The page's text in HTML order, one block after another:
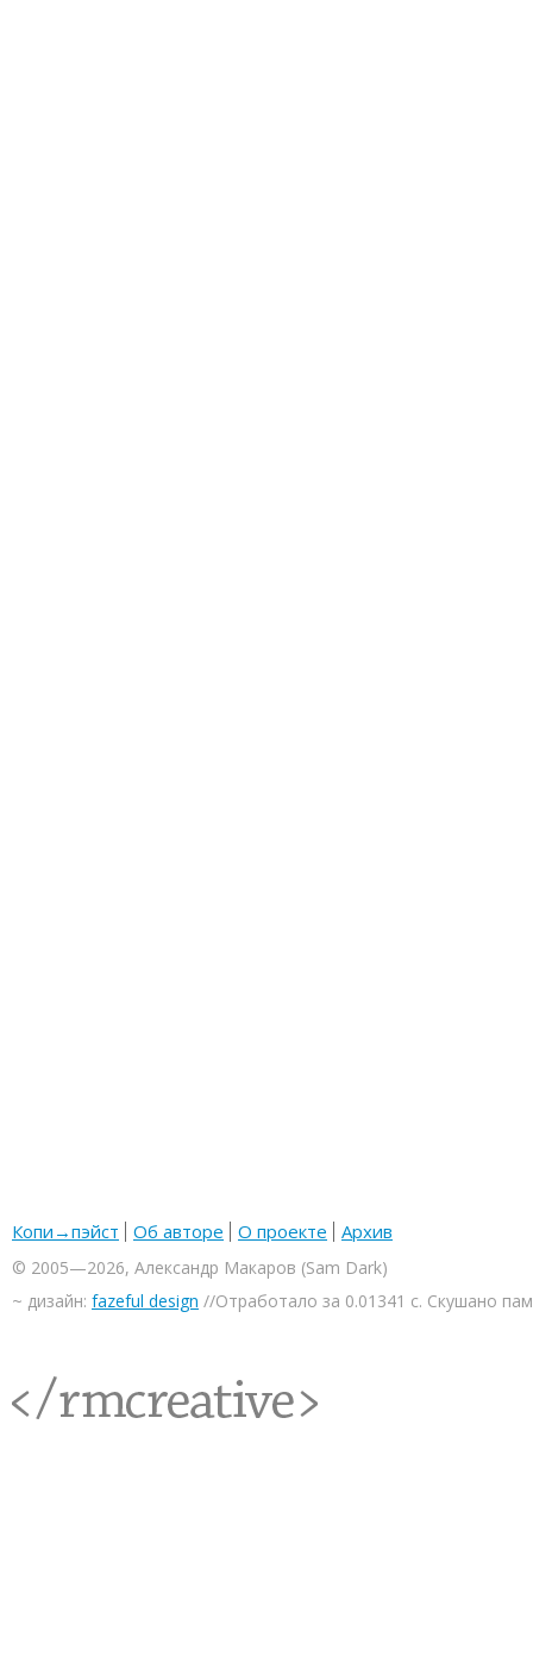
Копи→пэйст Об авторе О проекте Архив
© 2005—2026, Александр Макаров (Sam Dark)
~ дизайн: fazeful design //Отработало за 0.01341 с. Скушано
<rmcreative/>